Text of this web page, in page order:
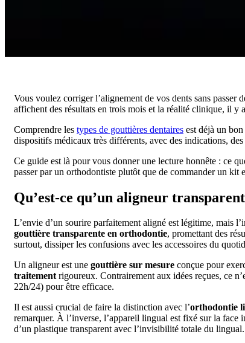
Vous voulez corriger l’alignement de vos dents sans passer
affichent des résultats en trois mois et la réalité clinique, il y
Comprendre les types de gouttières dentaires est déjà un
dispositifs médicaux très différents, avec des indications,
Ce guide est là pour vous donner une lecture honnête : ce
passer par un orthodontiste plutôt que de commander un kit
Qu’est-ce qu’un aligneur
L’envie d’un sourire parfaitement aligné est légitime, mais
gouttière transparente en orthodontie, promettant des
surtout, dissiper les confusions avec les accessoires du
Un aligneur est une gouttière sur mesure conçue pour
traitementrigoureux. Contrairement aux idées reçues, ce
22h/24) pour être efficace.
Il est aussi crucial de faire la distinction avec l’orthodontie
remarquer. À l’inverse, l’appareil lingual est fixé sur la face
d’un plastique transparent avec l’invisibilité totale du lingual.